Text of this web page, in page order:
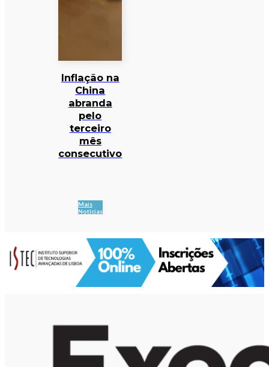
Inflação na
China
abranda
pelo
terceiro
mês
consecutivo
Mais
Notícias